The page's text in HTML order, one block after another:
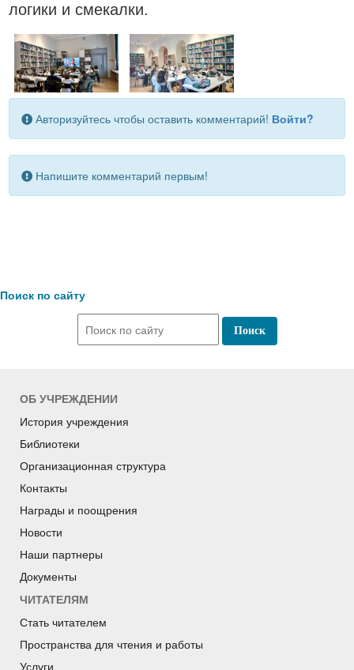
логики и смекалки.
Авторизуйтесь чтобы оставить комментарий! Войти?
Напишите комментарий первым!
Поиск по сайту
ОБ УЧРЕЖДЕНИИ
История учреждения
Библиотеки
Организационная структура
Контакты
Награды и поощрения
Новости
Наши партнеры
Документы
ЧИТАТЕЛЯМ
Стать читателем
Пространства для чтения и работы
Услуги